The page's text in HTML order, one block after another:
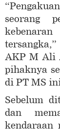
seorang
AKP M Ali
pihaknya
di PT MS
Sebelum
dan
kendaraan